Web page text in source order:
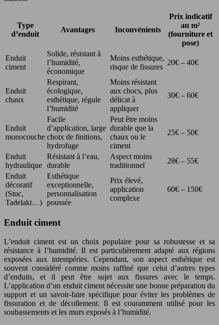
Type
d’enduit
Avantages Inconvénients
Prix indicatif
au m²
(fourniture et
pose)
Enduit
ciment
Solide, résistant à
l’humidité,
économique
Moins esthétique,
risque de fissures
20€ – 40€
Enduit
chaux
Respirant,
écologique,
esthétique, régule
l’humidité
Moins résistant
aux chocs, plus
délicat à
appliquer
30€ – 60€
Enduit
monocouche
Facile
d’application, large
choix de finitions,
hydrofuge
Peut être moins
durable que la
chaux ou le
ciment
25€ – 50€
Enduit
hydraulique
Résistant à l’eau,
durable
Aspect moins
traditionnel
28€ – 55€
Enduit
décoratif
(Stuc,
Tadelakt…)
Esthétique
exceptionnelle,
personnalisation
poussée
Prix élevé,
application
complexe
60€ – 150€
Enduit ciment
L’enduit ciment est un choix populaire pour sa robustesse et sa
résistance à l’humidité. Il est particulièrement adapté aux régions
exposées aux intempéries. Cependant, son aspect esthétique est
souvent considéré comme moins raffiné que celui d’autres types
d’enduits, et il peut être sujet aux fissures avec le temps.
L’application d’un enduit ciment nécessite une bonne préparation du
support et un savoir-faire spécifique pour éviter les problèmes de
fissuration et de décollement. Il est couramment utilisé pour les
soubassements et les murs exposés à l’humidité.